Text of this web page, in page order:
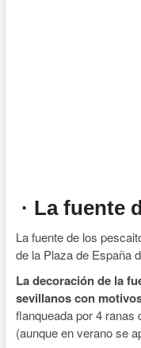
· La fuente
La fuente de los
de la Plaza de España
La decoración de la
sevillanos con
flanqueada por 4 ranas
(aunque en verano se